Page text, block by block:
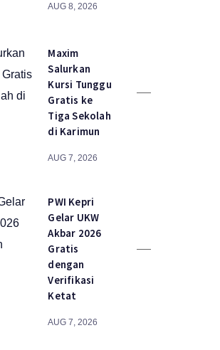
AUG 8, 2026
Maxim
Salurkan
Kursi Tunggu
Gratis ke
Tiga Sekolah
di Karimun
AUG 7, 2026
PWI Kepri
Gelar UKW
Akbar 2026
Gratis
dengan
Verifikasi
Ketat
AUG 7, 2026